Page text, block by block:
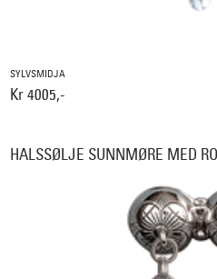
SYLVSMIDJA
Kr 4005,-
HALSSØLJE SUNNMØRE MED